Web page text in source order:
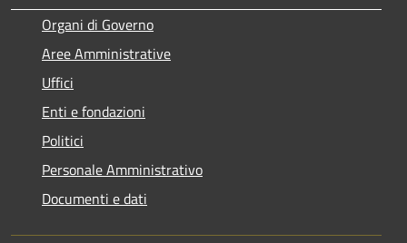
Organi di Governo
Aree Amministrative
Uffici
Enti e fondazioni
Politici
Personale Amministrativo
Documenti e dati